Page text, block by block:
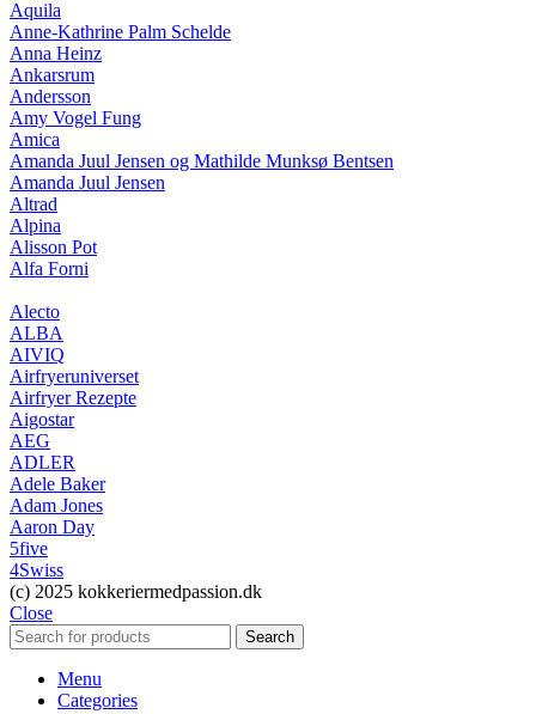
Aquila
Anne-Kathrine Palm Schelde
Anna Heinz
Ankarsrum
Andersson
Amy Vogel Fung
Amica
Amanda Juul Jensen og Mathilde Munksø Bentsen
Amanda Juul Jensen
Altrad
Alpina
Alisson Pot
Alfa Forni
Alecto
ALBA
AIVIQ
Airfryeruniverset
Airfryer Rezepte
Aigostar
AEG
ADLER
Adele Baker
Adam Jones
Aaron Day
5five
4Swiss
(c) 2025 kokkeriermedpassion.dk
Close
Search
Menu
Categories